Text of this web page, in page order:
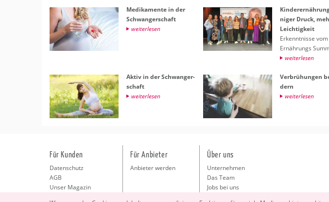
Me­di­ka­men­te in der
Schwan­ger­schaft
wei­ter­le­sen
ni­ger Druck,
Leich­tig­keit
Er­kennt­nis­se vom
Er­näh­rungs
wei­ter­le­sen
Aktiv in der Schwan­ger­
schaft
wei­ter­le­sen
Ver­brü­hun­gen
dern
wei­ter­le­sen
Für Kunden
Datenschutz
AGB
Unser Magazin
Für Anbieter
Anbieter werden
Über uns
Unternehmen
Das Team
Jobs bei uns